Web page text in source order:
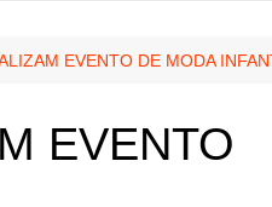
EVENTO DE MODA
EVENTO